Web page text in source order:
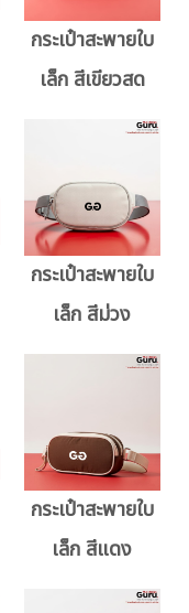
กระเป๋าสะพายใบ
เล็ก สีเขียวสด
กระเป๋าสะพายใบ
เล็ก สีม่วง
กระเป๋าสะพายใบ
เล็ก สีแดง